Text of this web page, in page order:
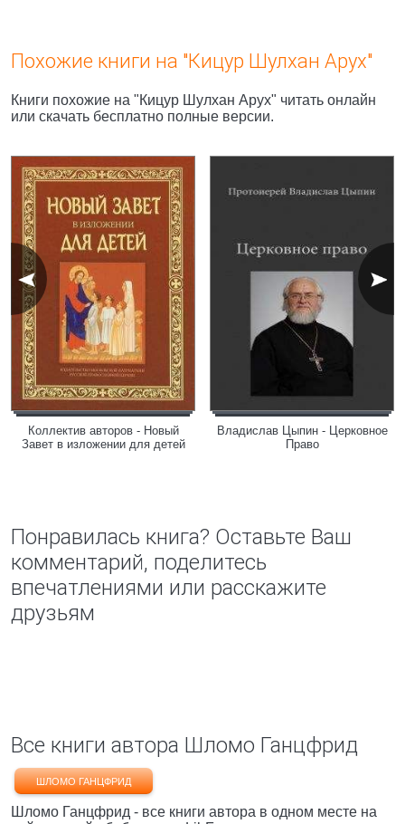
Похожие книги на "Кицур Шулхан Арух"
Книги похожие на "Кицур Шулхан Арух" читать онлайн
или скачать бесплатно полные версии.
Коллектив авторов - Новый
Завет в изложении для детей
Владислав Цыпин - Церковное
Право
Понравилась книга? Оставьте Ваш
комментарий, поделитесь
впечатлениями или расскажите
друзьям
Все книги автора Шломо Ганцфрид
ШЛОМО ГАНЦФРИД
Шломо Ганцфрид - все книги автора в одном месте на